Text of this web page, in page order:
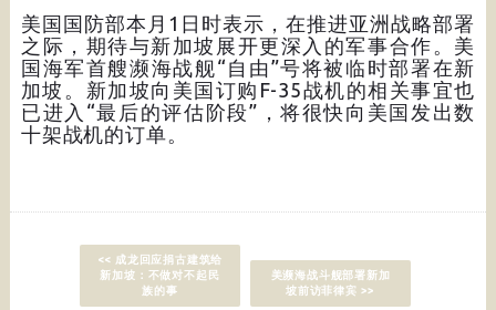
美国国防部本月1日时表示，在推进亚洲战略部署
之际，期待与新加坡展开更深入的军事合作。美
国海军首艘濒海战舰“自由”号将被临时部署在新
加坡。新加坡向美国订购F-35战机的相关事宜也
已进入“最后的评估阶段”，将很快向美国发出数
十架战机的订单。
<< 成龙回应捐古建筑给
新加坡：不做对不起民
族的事
美濒海战斗舰部署新加
坡前访菲律宾 >>